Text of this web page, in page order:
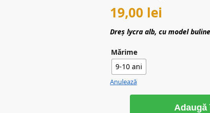
19,00 lei
Dreș lycra alb, cu model
Mărime
9-10 ani
Anulează
Adaugă